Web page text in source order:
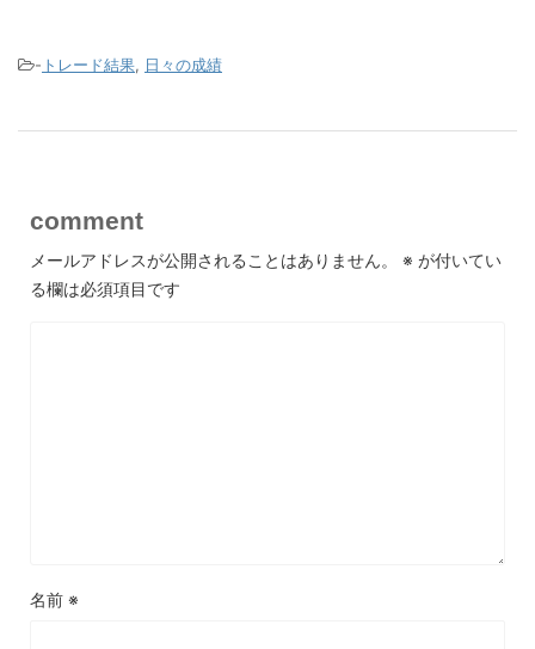
- トレード結果, 日々の成績
comment
メールアドレスが公開されることはありません。 ※ が付いてい
る欄は必須項目です
名前 ※